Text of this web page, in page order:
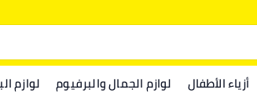
أزياء الأطفال لوازم الجمال والبرفيوم لوازم